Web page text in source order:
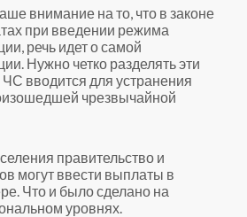
внимание на то, что в законе
при введении режима
речь идет о самой
Нужно четко разделять эти
вводится для устранения
чрезвычайной
правительство и
могут ввести выплаты в
Что и было сделано на
уровнях.